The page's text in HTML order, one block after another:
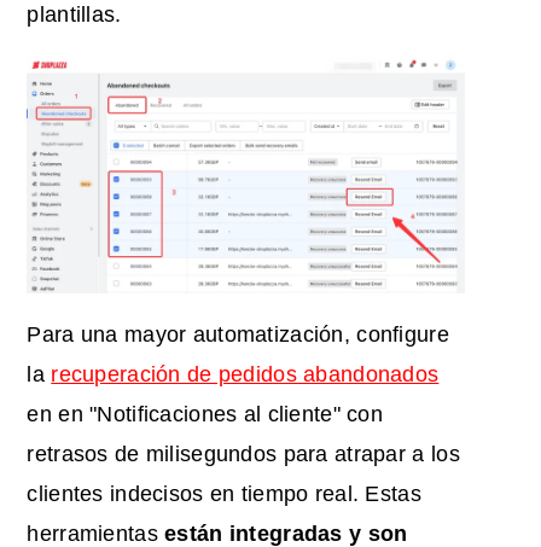
plantillas.
Para una mayor automatización, configure
la recuperación de pedidos abandonados
en en "Notificaciones al cliente" con
retrasos de milisegundos para atrapar a los
clientes indecisos en tiempo real. Estas
herramientasestán integradas y son